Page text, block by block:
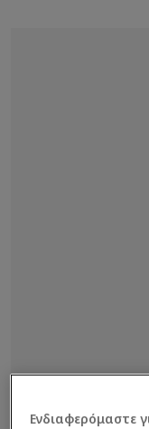
Ενδιαφερόμαστε